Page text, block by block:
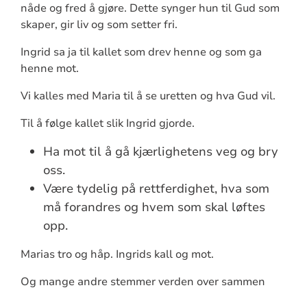
nåde og fred å gjøre. Dette synger hun til Gud som
skaper, gir liv og som setter fri.
Ingrid sa ja til kallet som drev henne og som ga
henne mot.
Vi kalles med Maria til å se uretten og hva Gud vil.
Til å følge kallet slik Ingrid gjorde.
Ha mot til å gå kjærlighetens veg og bry
oss.
Være tydelig på rettferdighet, hva som
må forandres og hvem som skal løftes
opp.
Marias tro og håp. Ingrids kall og mot.
Og mange andre stemmer verden over sammen